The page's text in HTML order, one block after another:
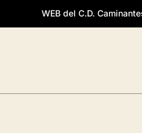
WEB del C.D.